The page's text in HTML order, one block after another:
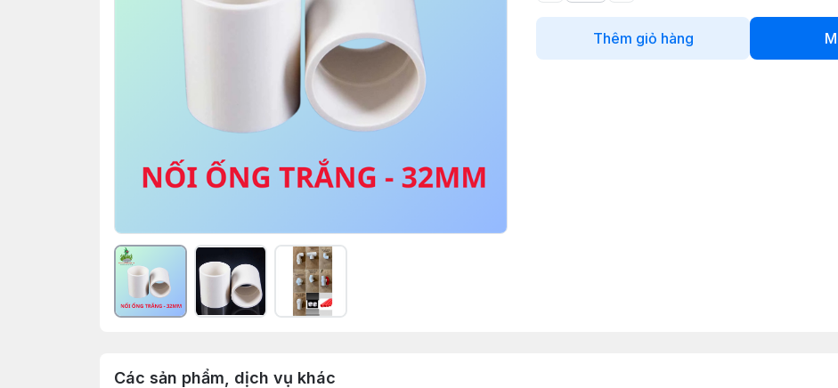
Thêm giỏ hàng
Các sản phẩm, dịch vụ khác